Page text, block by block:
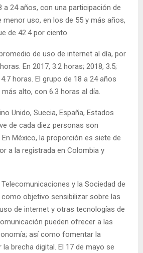
a 24 años, con una participación de
menor uso, en los de 55 y más años,
de 42.4 por ciento.
de uso de internet al día, por
En 2017, 3.2 horas; 2018, 3.5;
horas. El grupo de 18 a 24 años
alto, con 6.3 horas al día.
Unido, Suecia, España, Estados
de cada diez personas son
México, la proporción es siete de
a la registrada en Colombia y
Telecomunicaciones y la Sociedad de
objetivo sensibilizar sobre las
de internet y otras tecnologías de
pueden ofrecer a las
así como fomentar la
brecha digital. El 17 de mayo se